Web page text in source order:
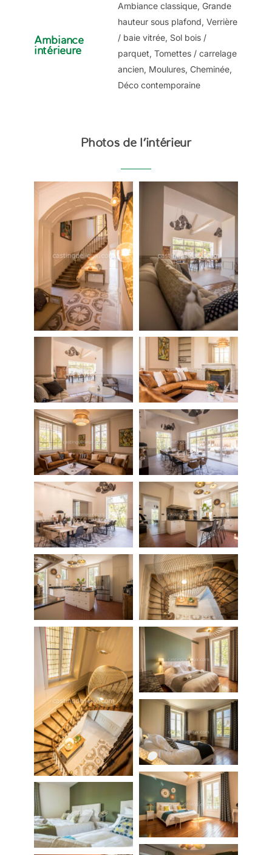
Ambiance
intérieure
Ambiance classique, Grande
hauteur sous plafond, Verrière
/ baie vitrée, Sol bois /
parquet, Tomettes / carrelage
ancien, Moulures, Cheminée,
Déco contemporaine
Photos de l’intérieur